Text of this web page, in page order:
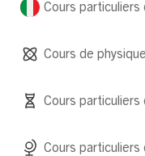
Cours particuliers
Cours particuliers
Cours de
Cours particuliers